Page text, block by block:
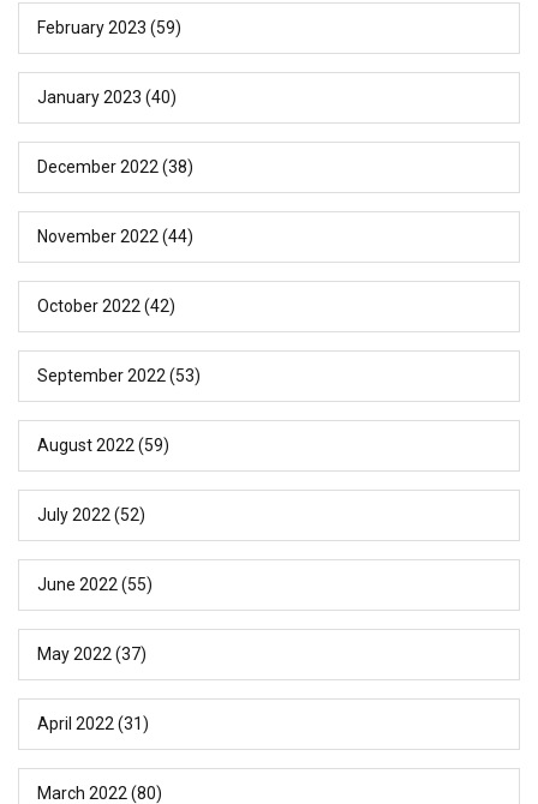
February 2023 (59)
January 2023 (40)
December 2022 (38)
November 2022 (44)
October 2022 (42)
September 2022 (53)
August 2022 (59)
July 2022 (52)
June 2022 (55)
May 2022 (37)
April 2022 (31)
March 2022 (80)